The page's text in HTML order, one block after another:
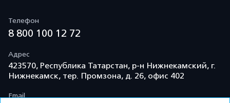
Телефон
8 800 100 12 72
Адрес
423570, Республика Татарстан, р-н Нижнекамский, г.
Нижнекамск, тер. Промзона, д. 26, офис 402
Email